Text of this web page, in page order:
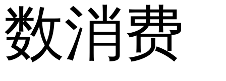
数消费